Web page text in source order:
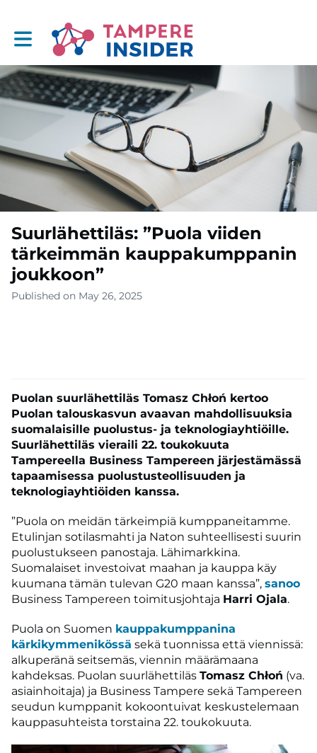
Toggle main navigation
Suurlähettiläs: ”Puola viiden
tärkeimmän kauppakumppanin
joukkoon”
Published on May 26, 2025
Puolan suurlähettiläs Tomasz Chłoń kertoo
Puolan talouskasvun avaavan mahdollisuuksia
suomalaisille puolustus- ja teknologiayhtiöille.
Suurlähettiläs vieraili 22. toukokuuta
Tampereella Business Tampereen järjestämässä
tapaamisessa puolustusteollisuuden ja
teknologiayhtiöiden kanssa.
”Puola on meidän tärkeimpiä kumppaneitamme.
Etulinjan sotilasmahti ja Naton suhteellisesti suurin
puolustukseen panostaja. Lähimarkkina.
Suomalaiset investoivat maahan ja kauppa käy
kuumana tämän tulevan G20 maan kanssa”, sanoo
Business Tampereen toimitusjohtaja Harri Ojala.
Puola on Suomen kauppakumppanina
kärkikymmenikössä sekä tuonnissa että viennissä:
alkuperänä seitsemäs, viennin määrämaana
kahdeksas. Puolan suurlähettiläs Tomasz Chłoń (va.
asiainhoitaja) ja Business Tampere sekä Tampereen
seudun kumppanit kokoontuivat keskustelemaan
kauppasuhteista torstaina 22. toukokuuta.